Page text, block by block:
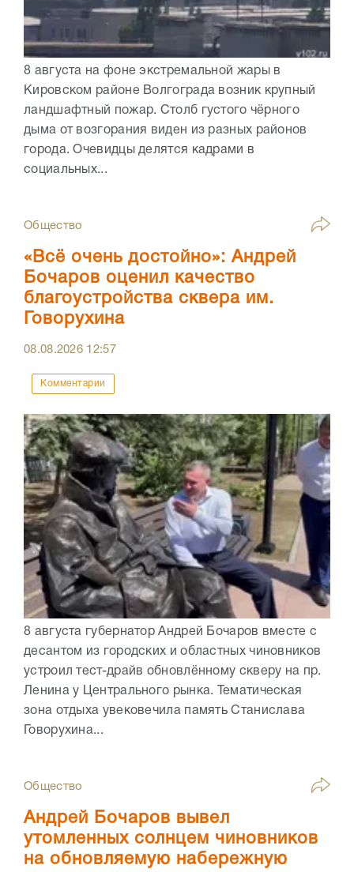
8 августа на фоне экстремальной жары в
Кировском районе Волгограда возник крупный
ландшафтный пожар. Столб густого чёрного
дыма от возгорания виден из разных районов
города. Очевидцы делятся кадрами в
социальных...
Общество
«Всё очень достойно»: Андрей
Бочаров оценил качество
благоустройства сквера им.
Говорухина
08.08.2026 12:57
Комментарии
8 августа губернатор Андрей Бочаров вместе с
десантом из городских и областных чиновников
устроил тест-драйв обновлённому скверу на пр.
Ленина у Центрального рынка. Тематическая
зона отдыха увековечила память Станислава
Говорухина...
Общество
Андрей Бочаров вывел
утомленных солнцем чиновников
на обновляемую набережную